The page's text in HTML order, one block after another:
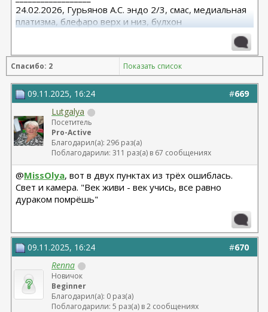
24.02.2026, Гурьянов А.С. эндо 2/3, смас, медиальная
платизма, блефаро верх и низ, булхон
08.2015, allergan 240, 255. Аврамович А.Г., Клиника СЛ
(молодости и красоты)
Спасибо: 2 Показать список
#669
09.11.2025, 16:24
Lutgalya
Посетитель
Pro-Active
Благодарил(а): 296 раз(а)
Поблагодарили: 311 раз(а) в 67 сообщениях
@MissOlya, вот в двух пунктах из трёх ошиблась.
Свет и камера. "Век живи - век учись, все равно
дураком помрёшь"
#670
09.11.2025, 16:24
Renna
Новичок
Beginner
Благодарил(а): 0 раз(а)
Поблагодарили: 5 раз(а) в 2 сообщениях